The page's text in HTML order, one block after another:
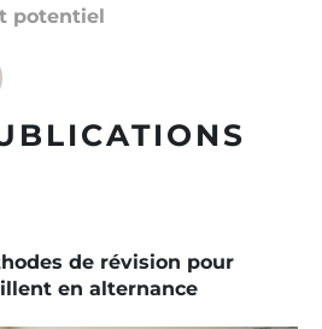
potentiel
de révision pour
en alternance